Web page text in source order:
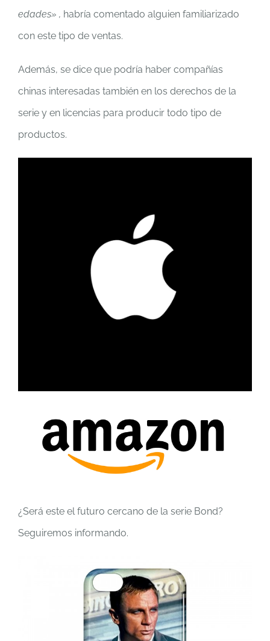
edades» , habría comentado alguien familiarizado
con este tipo de ventas.
Además, se dice que podría haber compañías
chinas interesadas también en los derechos de la
serie y en licencias para producir todo tipo de
productos.
¿Será este el futuro cercano de la serie Bond?
Seguiremos informando.